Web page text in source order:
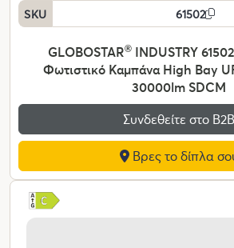
SKU 61502
GLOBOSTAR® INDUSTRY
Φωτιστικό Καμπάνα High Bay
30000lm SDCM
Συνδεθείτε στο Β2Β
Βρες το δίπλα